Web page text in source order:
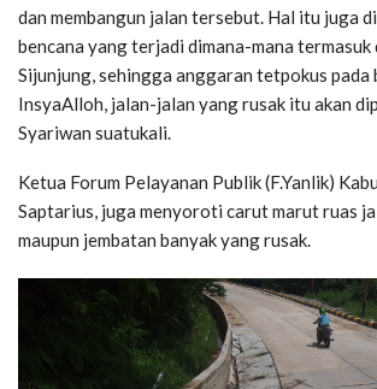
dan membangun jalan tersebut. Hal itu juga
bencana yang terjadi dimana-mana termasuk
Sijunjung, sehingga anggaran tetpokus pada
InsyaAlloh, jalan-jalan yang rusak itu akan
Syariwan suatukali.
Ketua Forum Pelayanan Publik (F.Yanlik)
Saptarius, juga menyoroti carut marut ruas
maupun jembatan banyak yang rusak.